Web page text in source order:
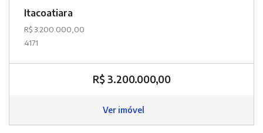
Itacoatiara
R$ 3.200.000,00
4171
R$ 3.200.000,00
Ver imóvel